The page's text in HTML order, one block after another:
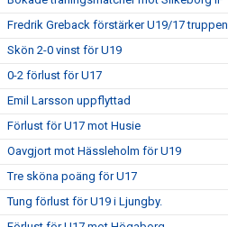
Fredrik Greback förstärker U19/17 truppen
Skön 2-0 vinst för U19
0-2 förlust för U17
Emil Larsson uppflyttad
Förlust för U17 mot Husie
Oavgjort mot Hässleholm för U19
Tre sköna poäng för U17
Tung förlust för U19 i Ljungby.